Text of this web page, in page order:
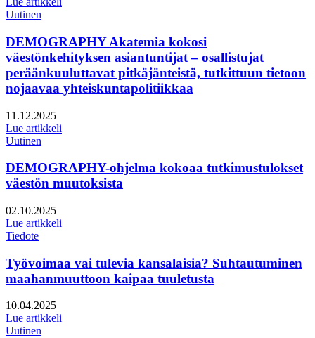
Uutinen
DEMOGRAPHY Akatemia kokosi
väestönkehityksen asiantuntijat – osallistujat
peräänkuuluttavat pitkäjänteistä, tutkittuun tietoon
nojaavaa yhteiskuntapolitiikkaa
Julkaistu:
11.12.2025
Lue artikkeli
Uutinen
DEMOGRAPHY-ohjelma kokoaa tutkimustulokset
väestön muutoksista
Julkaistu:
02.10.2025
Lue artikkeli
Tiedote
Työvoimaa vai tulevia kansalaisia? Suhtautuminen
maahanmuuttoon kaipaa tuuletusta
Julkaistu:
10.04.2025
Lue artikkeli
Uutinen